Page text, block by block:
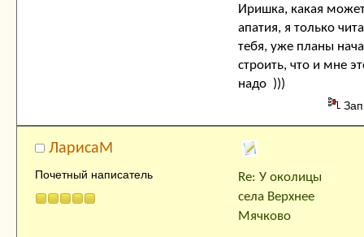
Иришка, какая
апатия, я только
тебя, уже планы
строить, что и мне
надо )))
ЛарисаМ
Почетный написатель
Re: У околицы
села Верхнее
Мячково